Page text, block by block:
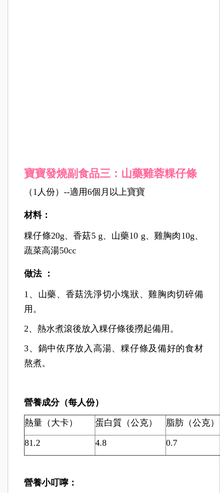
寶寶發燒副食品三：山藥雞蓉粿仔條
（1人份）--適用6個月以上寶寶
材料：
粿仔條20g、香菇5 g、山藥10 g、雞胸肉10g、
蔬菜高湯50cc
做法 ：
1、山藥、香菇洗淨切小塊狀、雞胸肉切碎備
用。
2、熱水煮滾後放入粿仔條後撈起備用。
3、鍋中依序放入高湯、粿仔條及備好的食材
熬煮。
營養成分（每人份）
熱量（大卡） 蛋白質（公克） 脂肪（公克）
81.2 4.8 0.7
營養小叮嚀：